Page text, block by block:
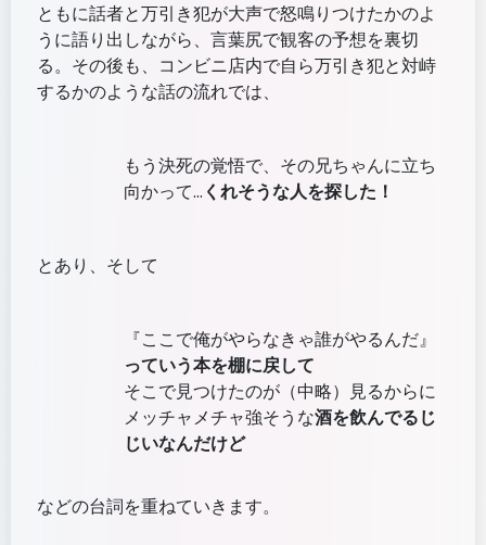
ともに話者と万引き犯が大声で怒鳴りつけたかのよ
うに語り出しながら、言葉尻で観客の予想を裏切
る。その後も、コンビニ店内で自ら万引き犯と対峙
するかのような話の流れでは、
もう決死の覚悟で、その兄ちゃんに立ち
向かって… くれそうな人を探した！
とあり、そして
『ここで俺がやらなきゃ誰がやるんだ』
っていう本を棚に戻して
そこで見つけたのが（中略）見るからに
メッチャメチャ強そうな酒を飲んでるじ
じいなんだけど
などの台詞を重ねていきます。